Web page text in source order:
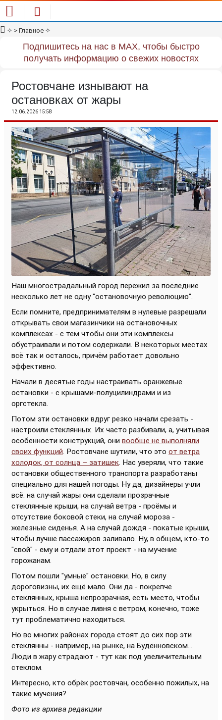
✧ > Главное ✧
Подпишитесь на нас в MAX, чтобы быстро
получать информацию о свежих новостях
Ростовчане изнывают на
остановках от жары
12.06.2026 15:58
Наш многострадальный город пережил за последние
несколько лет не одну "остановочную революцию".
Если помните, предпринимателям в нулевые разрешали
открывать свои магазинчики на остановочных
комплексах - с тем чтобы они эти комплексы
обустраивали и потом содержали. В некоторых местах
всё так и осталось, причём работает довольно
эффективно.
Начали в десятые годы настраивать оранжевые
остановки - с крышами-полуцилиндрами и из
оргстекла.
Потом эти остановки вдруг резко начали срезать -
настроили стеклянных. Их часто разбивали, а, учитывая
особенности конструкций, они вообще не выполняли
своих функций. Ростовчане шутили, что это от ветра
холодок, от солнца – затишек. Нас уверяли, что такие
остановки общественного транспорта разработаны
специально для нашей погоды. Ну да, дизайнеры учли
всё: на случай жары они сделали прозрачные
стеклянные крыши, на случай ветра - проёмы и
отсутствие боковой стеки, на случай мороза -
железные сиденья. А на случай дождя - покатые крыши,
чтобы лучше пассажиров заливало. Ну, в общем, кто-то
"свой" - ему и отдали этот проект - на мучение
горожанам.
Потом пошли "умные" остановки. Но, в силу
дороговизны, их ещё мало. Они да - покрепче
стеклянных, крыша непрозрачная, есть место, чтобы
укрыться. Но в случае ливня с ветром, конечно, тоже
тут проблематично находиться.
Но во многих районах города стоят до сих пор эти
стеклянны - например, на рынке, на Будённовском...
Люди в жару страдают - тут как под увеличительным
стеклом.
Интересно, кто обрёк ростовчан, особенно пожилых, на
такие мучения?
Фото из архива редакции